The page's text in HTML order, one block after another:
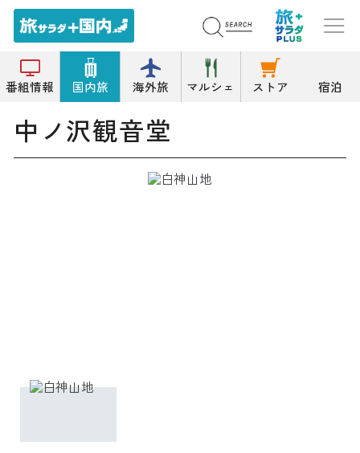
番組情報 国内旅 海外旅 マルシェ ストア 宿泊
トップ 中ノ沢観音堂
中ノ沢観音堂